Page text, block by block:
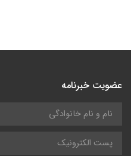
عضویت خبرنامه